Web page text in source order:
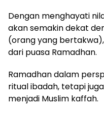
Dengan menghayati
akan semakin dekat
(orang yang
dari puasa Ramadhan.
Ramadhan dalam
ritual ibadah, tetapi
menjadi Muslim kaffah.